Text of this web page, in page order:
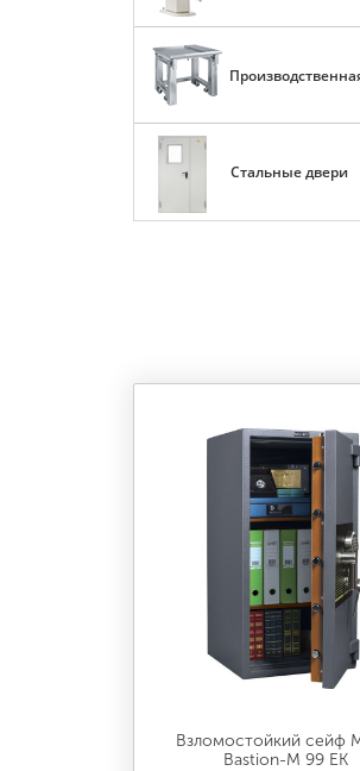
Стальные двери
Взломостойкий сейф
Bastion-M 99 EK